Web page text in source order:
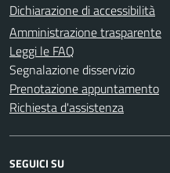
Dichiarazione di accessibilità
Amministrazione trasparente
Leggi le FAQ
Segnalazione disservizio
Prenotazione appuntamento
Richiesta d'assistenza
SEGUICI SU